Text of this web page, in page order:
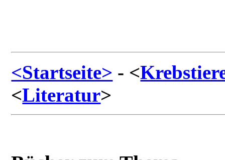
<Startseite> - <
<Literatur>